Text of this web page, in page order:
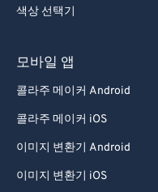
색상 선택기
모바일 앱
콜라주 메이커 Android
콜라주 메이커 iOS
이미지 변환기 Android
이미지 변환기 iOS